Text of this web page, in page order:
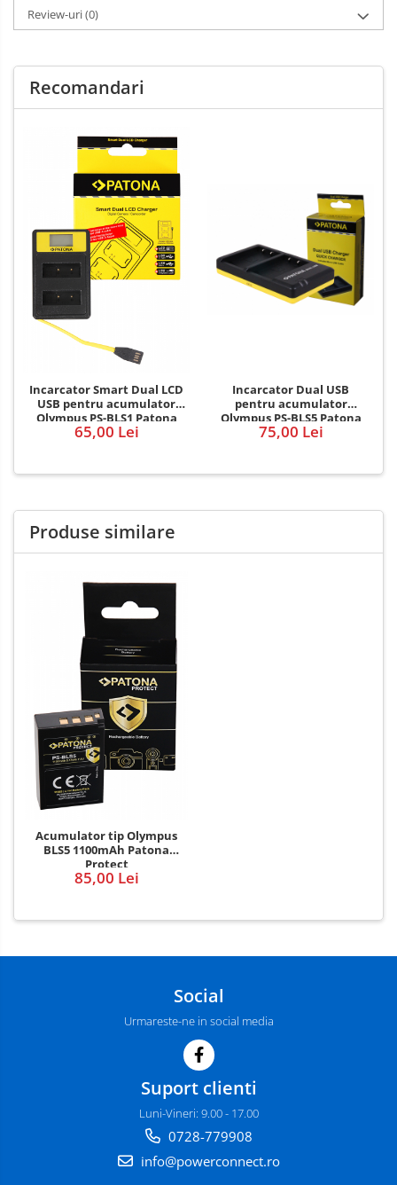
Review-uri(0)
Recomandari
Incarcator Smart Dual LCD
USB pentru acumulator
Olympus PS-BLS1 Patona
65,00 Lei
Incarcator Dual USB
pentru acumulator
Olympus PS-BLS5 Patona
75,00 Lei
Produse similare
Acumulator tip Olympus
BLS5 1100mAh Patona
Protect
85,00 Lei
Social
Urmareste-ne in social media
Suport clienti
Luni-Vineri: 9.00 - 17.00
0728-779908
info@powerconnect.ro